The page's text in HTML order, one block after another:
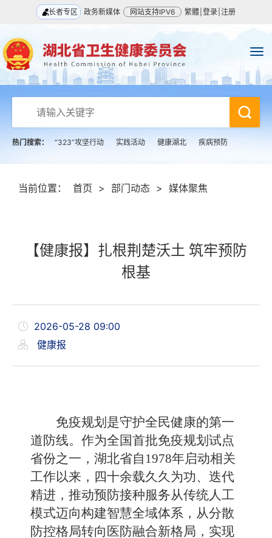
长者专区 政务新媒体 网站支持IPV6 繁體 登录 注册
热门搜索： “323”攻坚行动 实践活动 健康湖北 疾病预防
当前位置： 首页 > 部门动态 > 媒体聚焦
【健康报】扎根荆楚沃土 筑牢预防
根基
2026-05-28 09:00
健康报
免疫规划是守护全民健康的第一
道防线。作为全国首批免疫规划试点
省份之一，湖北省自1978年启动相关
工作以来，四十余载久久为功、迭代
精进，推动预防接种服务从传统人工
模式迈向构建智慧全域体系，从分散
防控格局转向医防融合新格局，实现